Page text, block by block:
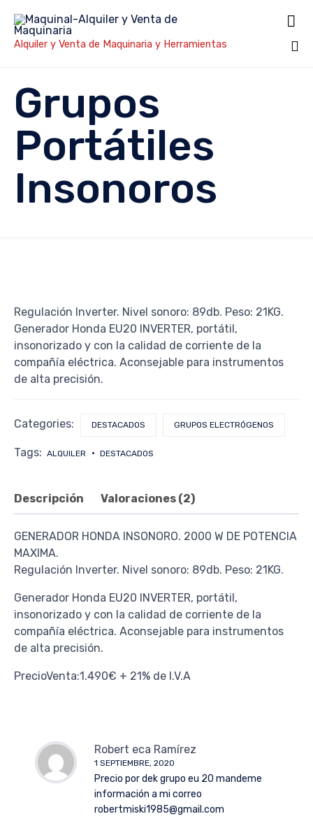
Alquiler y Venta de Maquinaria y Herramientas

Grupos
Portátiles
Insonoros
Regulación Inverter. Nivel sonoro: 89db. Peso: 21KG.
Generador Honda EU20 INVERTER, portátil,
insonorizado y con la calidad de corriente de la
compañía eléctrica. Aconsejable para instrumentos
de alta precisión.
Categories: DESTACADOS GRUPOS ELECTRÓGENOS
Tags: ALQUILER DESTACADOS
Descripción Valoraciones (2)
GENERADOR HONDA INSONORO. 2000 W DE POTENCIA
MAXIMA.
Regulación Inverter. Nivel sonoro: 89db. Peso: 21KG.
Generador Honda EU20 INVERTER, portátil,
insonorizado y con la calidad de corriente de la
compañía eléctrica. Aconsejable para instrumentos
de alta precisión.
PrecioVenta:1.490€ + 21% de I.V.A
Robert eca Ramírez
1 SEPTIEMBRE, 2020
Precio por dek grupo eu 20 mandeme
información a mi correo
robertmiski1985@gmail.com